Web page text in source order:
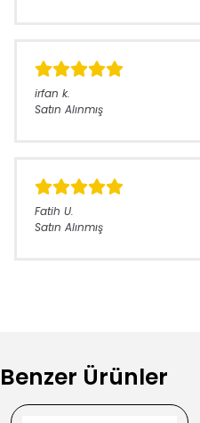
irfan k.
Satın Alınmış
Fatih U.
Satın Alınmış
Benzer Ürünler